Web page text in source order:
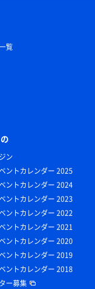
覧
ン
ントカレンダー 2025
ントカレンダー 2024
ントカレンダー 2023
ントカレンダー 2022
ントカレンダー 2021
ントカレンダー 2020
ントカレンダー 2019
ントカレンダー 2018
ー募集